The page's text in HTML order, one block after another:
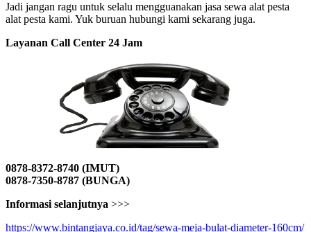
Jadi jangan ragu untuk selalu mengguanakan jasa sewa alat pesta
alat pesta kami. Yuk buruan hubungi kami sekarang juga.
Layanan Call Center 24 Jam
0878-8372-8740 (IMUT)
0878-7350-8787 (BUNGA)
Informasi selanjutnya >>>
https://www.bintangjaya.co.id/tag/sewa-meja-bulat-diameter-160cm/